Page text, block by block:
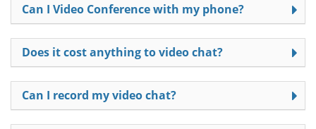
Can I Video Conference with my phone?
Does it cost anything to video chat?
Can I record my video chat?